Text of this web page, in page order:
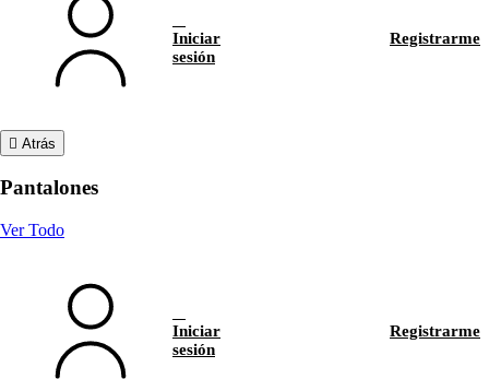
Iniciar
sesión
Registrarme
Atrás
Pantalones
Ver Todo
Iniciar
sesión
Registrarme